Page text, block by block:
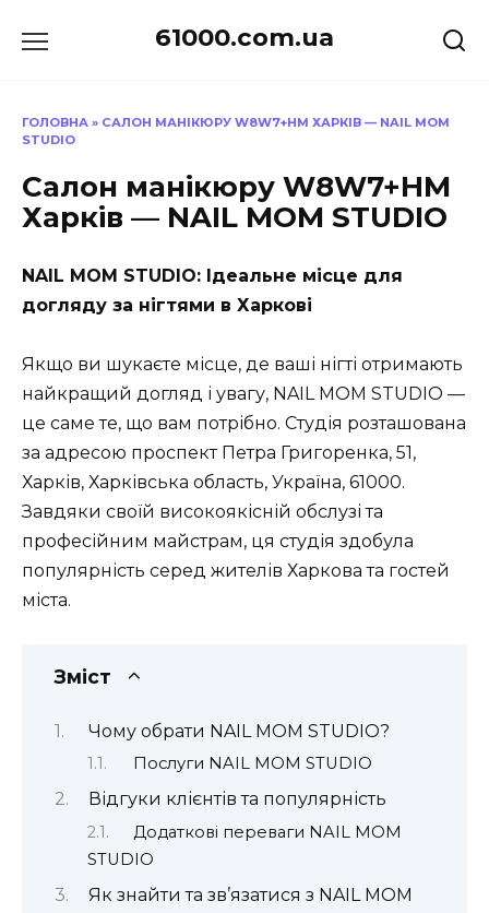
до
61000.com.ua
ГОЛОВНА » САЛОН МАНІКЮРУ W8W7+HM ХАРКІВ — NAIL MOM
STUDIO
Салон манікюру W8W7+HM
Харків — NAIL MOM STUDIO
NAIL MOM STUDIO: Ідеальне місце для
догляду за нігтями в Харкові
Якщо ви шукаєте місце, де ваші нігті отримають
найкращий догляд і увагу, NAIL MOM STUDIO —
це саме те, що вам потрібно. Студія розташована
за адресою проспект Петра Григоренка, 51,
Харків, Харківська область, Україна, 61000.
Завдяки своїй високоякісній обслузі та
професійним майстрам, ця студія здобула
популярність серед жителів Харкова та гостей
міста.
Зміст
Чому обрати NAIL MOM STUDIO?
Послуги NAIL MOM STUDIO
Відгуки клієнтів та популярність
Додаткові переваги NAIL MOM
STUDIO
Як знайти та зв’язатися з NAIL MOM